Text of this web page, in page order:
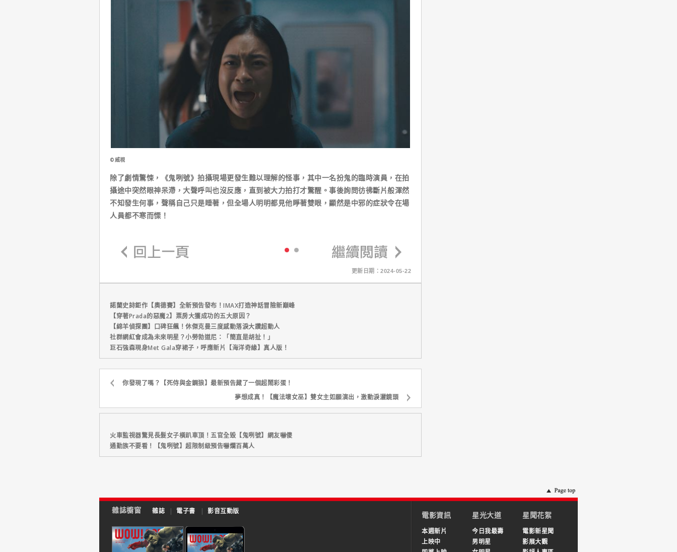
©威視
除了劇情驚悚，《鬼咧號》拍攝現場更發生難以理解的怪事，其中一名扮鬼的臨時演員，在拍
攝途中突然眼神呆滯，大聲呼叫也沒反應，直到被大力拍打才驚醒。事後詢問彷彿斷片般渾然
不知發生何事，聲稱自己只是睡著，但全場人明明都見他睜著雙眼，顯然是中邪的症狀令在場
人員都不寒而慄！
更新日期：2024-05-22
諾蘭史詩鉅作【奧德賽】全新預告發布！IMAX打造神話冒險新巔峰
【穿著Prada的惡魔2】票房大獲成功的五大原因？
【綿羊偵探團】口碑狂飆！休傑克曼三度感動落淚大讚超動人
社群網紅會成為未來明星？小勞勃道尼：「簡直是胡扯！」
巨石強森現身Met Gala穿裙子，呼應新片【海洋奇緣】真人版！
你發現了嗎？【死侍與金鋼狼】最新預告藏了一個超鬧彩蛋！
夢想成真！【魔法壞女巫】雙女主如願演出，激動淚灑鏡頭
火車監視器驚見長髮女子橫趴車頂！五官全毀【鬼咧號】網友嚇傻
通勤族不要看！【鬼咧號】超限制級預告嚇爛百萬人
雜誌櫥窗 雜誌 | 電子書 | 影音互動版 電影資訊
本週新片
上映中
星光大道
今日我最壽
男明星
星聞花絮
電影新星聞
影展大觀